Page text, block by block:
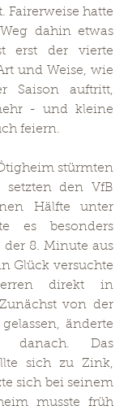
Fairerweise hatte
dahin etwas
erst der vierte
und Weise, wie
Saison auftritt,
- und kleine
feiern.
stürmten
den VfB
Hälfte unter
es besonders
8. Minute aus
Glück versuchte
direkt in
von der
änderte
Das
sich zu Zink,
sich bei seinem
musste früh